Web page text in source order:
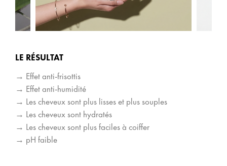
LE RÉSULTAT
→ Effet anti-frisottis
→ Effet anti-humidité
→ Les cheveux sont plus lisses et plus souples
→ Les cheveux sont hydratés
→ Les cheveux sont plus faciles à coiffer
→ pH faible